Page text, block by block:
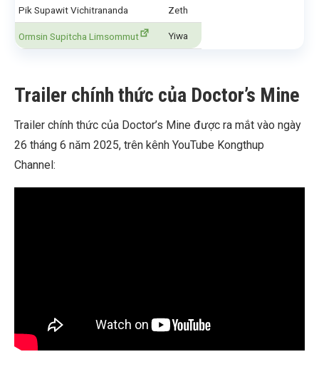
Pik Supawit Vichitrananda Zeth
Ormsin Supitcha Limsommut Yiwa
Trailer chính thức của Doctor’s Mine
Trailer chính thức của Doctor’s Mine được ra mắt vào ngày
26 tháng 6 năm 2025, trên kênh YouTube Kongthup
Channel: